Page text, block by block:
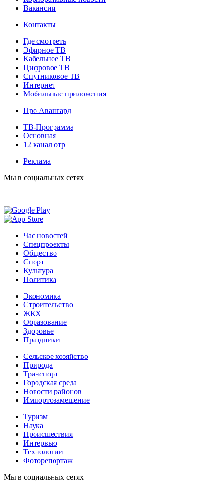
Вакансии
Контакты
Где смотреть
Эфирное ТВ
Кабельное ТВ
Цифровое ТВ
Спутниковое ТВ
Интернет
Мобильные приложения
Про Авангард
ТВ-Программа
Основная
12 канал отр
Реклама
Мы в социальных сетях
Час новостей
Спецпроекты
Общество
Спорт
Культура
Политика
Экономика
Строительство
ЖКХ
Образование
Здоровье
Праздники
Сельское хозяйство
Природа
Транспорт
Городская среда
Новости районов
Импортозамещение
Туризм
Наука
Происшествия
Интервью
Технологии
Фоторепортаж
Мы в социальных сетях